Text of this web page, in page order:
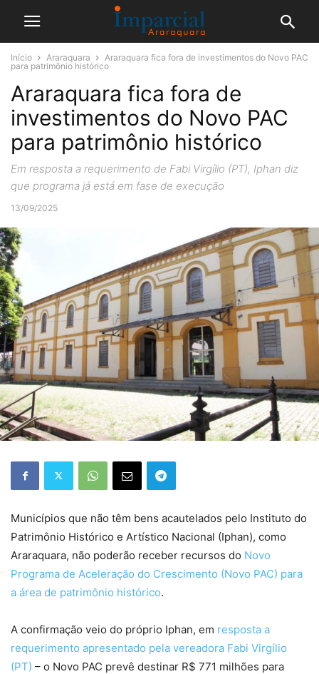
Início Araraquara
Araraquara fica fora de investimentos do Novo PAC
para patrimônio histórico
Araraquara fica fora de
investimentos do Novo PAC
para patrimônio histórico
Em resposta a requerimento de Fabi Virgílio (PT), Iphan diz
que programa já está em fase de execução
13/09/2025
Municípios que não têm bens acautelados pelo Instituto do
Patrimônio Histórico e Artístico Nacional (Iphan), como
Araraquara, não poderão receber recursos do Novo
Programa de Aceleração do Crescimento (Novo PAC) para
a área de patrimônio histórico.
A confirmação veio do próprio Iphan, em resposta a
requerimento apresentado pela vereadora Fabi Virgílio
(PT) – o Novo PAC prevê destinar R$ 771 milhões para